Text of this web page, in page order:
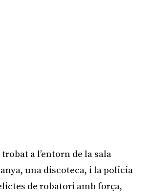
trobat a l’entorn de la sala
una discoteca, i la policia
de robatori amb força,